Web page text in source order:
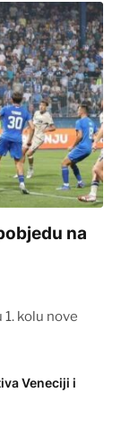
na
kolu nove
Veneciji i